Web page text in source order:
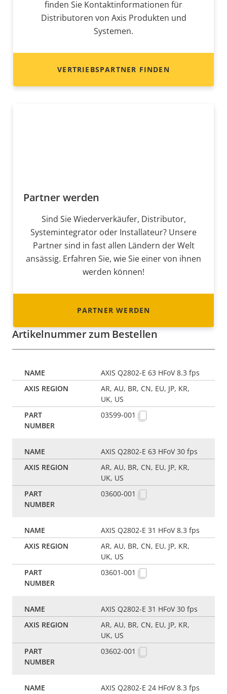
finden Sie Kontaktinformationen für
Distributoren von Axis Produkten und
Systemen.
VERTRIEBSPARTNER FINDEN
Partner werden
Sind Sie Wiederverkäufer, Distributor,
Systemintegrator oder Installateur? Unsere
Partner sind in fast allen Ländern der Welt
ansässig. Erfahren Sie, wie Sie einer von ihnen
werden können!
PARTNER WERDEN
Artikelnummer zum Bestellen
AXIS Q2802-E 63 HFoV 8.3 fps
AR, AU, BR, CN, EU, JP, KR,
UK, US
03599-001
AXIS Q2802-E 63 HFoV 30 fps
AR, AU, BR, CN, EU, JP, KR,
UK, US
03600-001
AXIS Q2802-E 31 HFoV 8.3 fps
AR, AU, BR, CN, EU, JP, KR,
UK, US
03601-001
AXIS Q2802-E 31 HFoV 30 fps
AR, AU, BR, CN, EU, JP, KR,
UK, US
03602-001
AXIS Q2802-E 24 HFoV 8.3 fps